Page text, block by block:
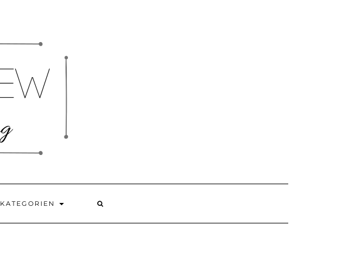
KATEGORIEN